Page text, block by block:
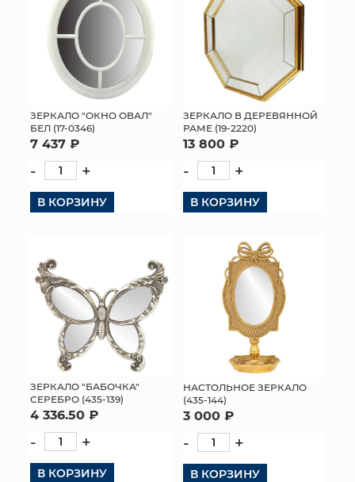
ЗЕРКАЛО "ОКНО ОВАЛ"
БЕЛ (17-0346)
7 437 ₽
- +
В КОРЗИНУ
ЗЕРКАЛО В ДЕРЕВЯННОЙ
РАМЕ (19-2220)
13 800 ₽
- +
В КОРЗИНУ
ЗЕРКАЛО "БАБОЧКА"
СЕРЕБРО (435-139)
4 336.50 ₽
- +
В КОРЗИНУ
НАСТОЛЬНОЕ ЗЕРКАЛО
(435-144)
3 000 ₽
- +
В КОРЗИНУ